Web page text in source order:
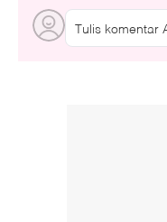
Tulis komentar